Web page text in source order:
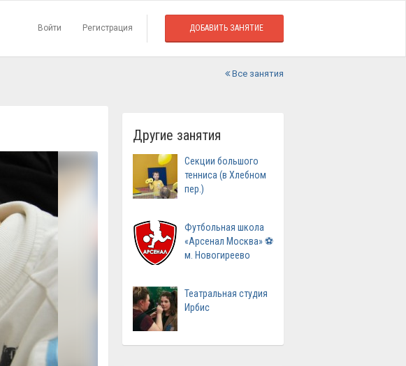
Войти Регистрация ДОБАВИТЬ ЗАНЯТИЕ
Все занятия
Другие занятия
Секции большого
тенниса (в Хлебном
пер.)
Футбольная школа
«Арсенал Москва» ⚽
м. Новогиреево
Театральная студия
Ирбис